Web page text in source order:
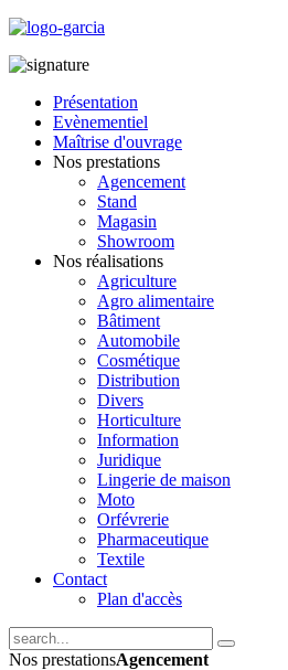
Présentation
Evènementiel
Maîtrise d'ouvrage
Nos prestations
Agencement
Stand
Magasin
Showroom
Nos réalisations
Agriculture
Agro alimentaire
Bâtiment
Automobile
Cosmétique
Distribution
Divers
Horticulture
Information
Juridique
Lingerie de maison
Moto
Orfévrerie
Pharmaceutique
Textile
Contact
Plan d'accès
Nos prestationsAgencement